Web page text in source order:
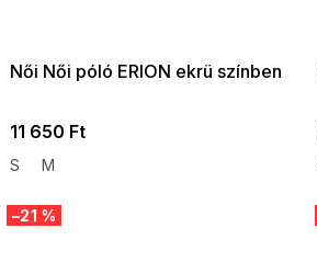
Női Női póló ERION ekrü színben
11 650 Ft
S M
–21 %